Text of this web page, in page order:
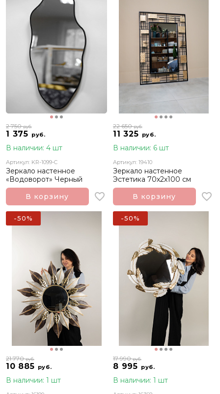
1 375 руб.
2 750руб.
В наличии: 4 шт
Артикул: KR-1099-C
Зеркало настенное
«Водоворот» Черный
В корзину
11 325 руб.
22 650руб.
В наличии: 6 шт
Артикул: 19410
Зеркало настенное
Эстетика 70х2х100 см
В корзину
10 885 руб.
21 770руб.
В наличии: 1 шт
-50%
8 995 руб.
17 990руб.
В наличии: 1 шт
-50%